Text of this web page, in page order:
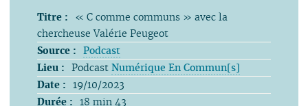
Titre :
« C comme communs » avec la
chercheuse Valérie Peugeot
Source : Podcast
Lieu : PodcastNumérique En Commun[s]
Date : 19/10/2023
Durée : 18 min 43